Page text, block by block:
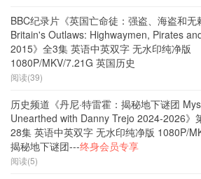
BBC纪录片《英国亡命徒：强盗、海盗和无
Britain's Outlaws: Highwaymen, Pirates
2015》全3集 英语中英双字 无水印纯净版
1080P/MKV/7.21G 英国历史
阅读(39)
历史频道《丹尼·特雷霍：揭秘地下谜团
Unearthed with Danny Trejo 2024-2026》
28集 英语中英双字 无水印纯净版 1080P/
揭秘地下谜团---终身会员专享
阅读(5)